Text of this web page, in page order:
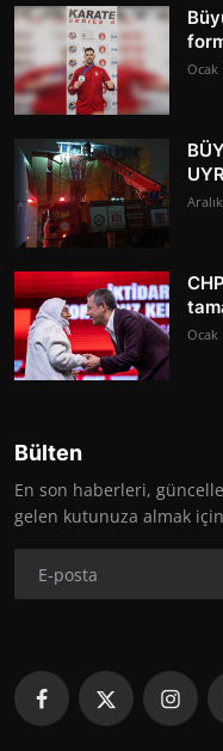
Ocak
Ocak
Bülten
En son haberleri,
gelen kutunuza almak